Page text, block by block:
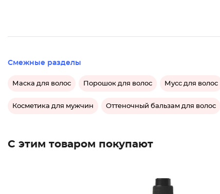
Смежные разделы
Маска для волос Порошок для волос Мусс для волос
Косметика для мужчин Оттеночный бальзам для волос
С этим товаром покупают